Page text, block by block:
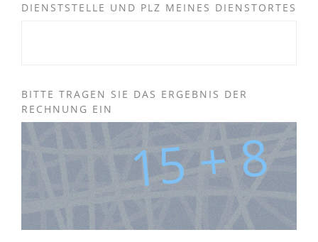
DIENSTSTELLE UND PLZ MEINES DIENSTORTES
BITTE TRAGEN SIE DAS ERGEBNIS DER
RECHNUNG EIN